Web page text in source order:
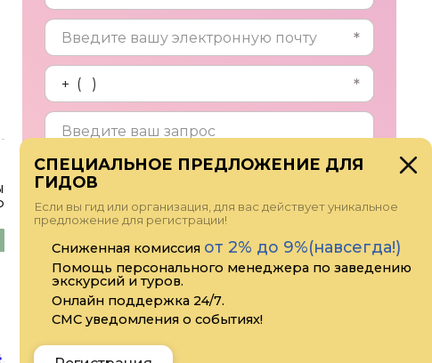
Прикрепить файл
персональных данных
СПЕЦИАЛЬНОЕ ПРЕДЛОЖЕНИЕ ДЛЯ
ГИДОВ
Если вы гид или организация, для вас действует уникальное
предложение для регистрации!
Сниженная комиссия от 2% до 9%(навсегда!)
Помощь персонального менеджера по заведению
экскурсий и туров.
Онлайн поддержка 24/7.
СМС уведомления о событиях!